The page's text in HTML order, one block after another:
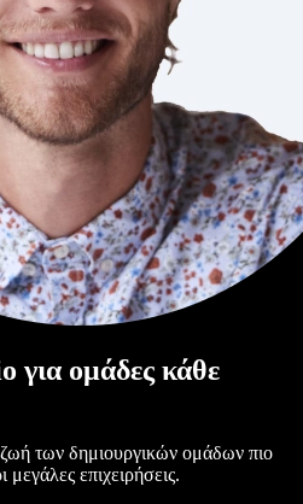
για ομάδες κάθε
των δημιουργικών ομάδων πιο
επιχειρήσεις.